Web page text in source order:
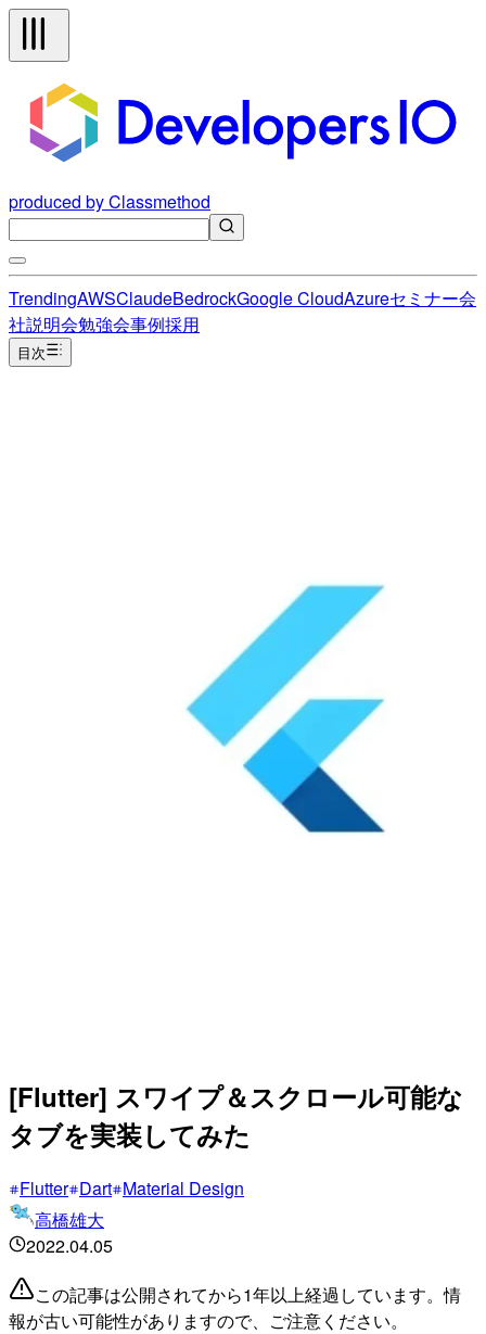
produced by Classmethod
TrendingAWSClaudeBedrockGoogle CloudAzureセミナー会
社説明会勉強会事例採用
目次
[Flutter] スワイプ＆スクロール可能な
タブを実装してみた
Flutter Dart Material Design
高橋雄大
2022.04.05
この記事は公開されてから1年以上経過しています。情
報が古い可能性がありますので、ご注意ください。